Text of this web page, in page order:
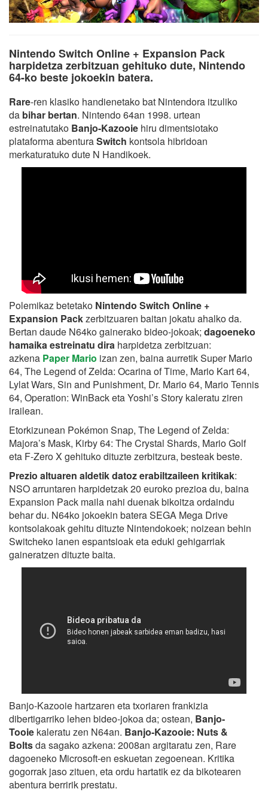
Nintendo Switch Online + Expansion Pack
harpidetza zerbitzuan gehituko dute, Nintendo
64-ko beste jokoekin batera.
Rare-ren klasiko handienetako bat Nintendora itzuliko
da bihar bertan. Nintendo 64an 1998. urtean
estreinatutako Banjo-Kazooie hiru dimentsiotako
plataforma abenturaSwitch kontsola hibridoan
merkaturatuko dute N Handikoek.
Polemikaz betetako Nintendo Switch Online +
Expansion Packzerbitzuaren baitan jokatu ahalko da.
Bertan daude N64ko gainerako bideo-jokoak; dagoeneko
hamaika estreinatu dira harpidetza zerbitzuan:
azkena Paper Mario izan zen, baina aurretik Super Mario
64, The Legend of Zelda: Ocarina of Time, Mario Kart 64,
Lylat Wars, Sin and Punishment, Dr. Mario 64, Mario Tennis
64, Operation: WinBack eta Yoshi’s Story kaleratu ziren
irailean.
Etorkizunean Pokémon Snap, The Legend of Zelda:
Majora’s Mask, Kirby 64: The Crystal Shards, Mario Golf
eta F-Zero X gehituko dituzte zerbitzura, besteak beste.
Prezio altuaren aldetik datoz erabiltzaileen kritikak:
NSO arruntaren harpidetzak 20 euroko prezioa du, baina
Expansion Pack maila nahi duenak bikoitza ordaindu
behar du. N64ko jokoekin batera SEGA Mega Drive
kontsolakoak gehitu dituzte Nintendokoek; noizean behin
Switcheko lanen espantsioak eta eduki gehigarriak
gaineratzen dituzte baita.
Banjo-Kazooie hartzaren eta txoriaren frankizia
dibertigarriko lehen bideo-jokoa da; ostean, Banjo-
Tooie kaleratu zen N64an. Banjo-Kazooie: Nuts &
Boltsda sagako azkena: 2008an argitaratu zen, Rare
dagoeneko Microsoft-en eskuetan zegoenean. Kritika
gogorrak jaso zituen, eta ordu hartatik ez da bikotearen
abentura berririk prestatu.